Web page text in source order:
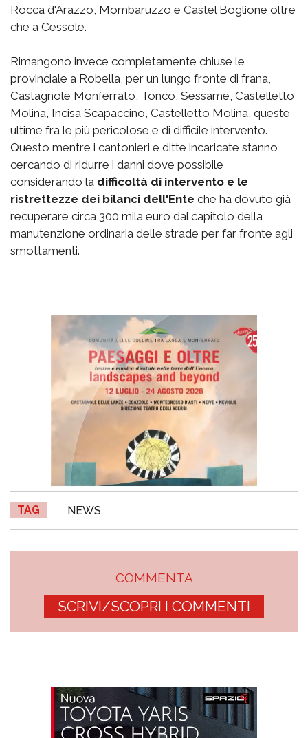
Rocca d'Arazzo, Mombaruzzo e Castel Boglione oltre
che a Cessole.
Rimangono invece completamente chiuse le
provinciale a Robella, per un lungo fronte di frana,
Castagnole Monferrato, Tonco, Sessame, Castelletto
Molina, Incisa Scapaccino, Castelletto Molina, queste
ultime fra le più pericolose e di difficile intervento.
Questo mentre i cantonieri e ditte incaricate stanno
cercando di ridurre i danni dove possibile
considerando la difficoltà di intervento e le
ristrettezze dei bilanci dell'Ente che ha dovuto già
recuperare circa 300 mila euro dal capitolo della
manutenzione ordinaria delle strade per far fronte agli
smottamenti.
TAG NEWS
COMMENTA
SCRIVI/SCOPRI I COMMENTI